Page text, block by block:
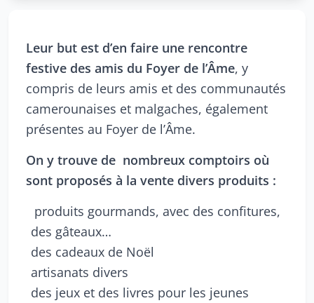
Leur but est d’en faire une rencontre
festive des amis du Foyer de l’Âme, y
compris de leurs amis et des communautés
camerounaises et malgaches, également
présentes au Foyer de l’Âme.
On y trouve de nombreux comptoirs où
sont proposés à la vente divers produits :
produits gourmands, avec des confitures,
des gâteaux…
des cadeaux de Noël
artisanats divers
des jeux et des livres pour les jeunes